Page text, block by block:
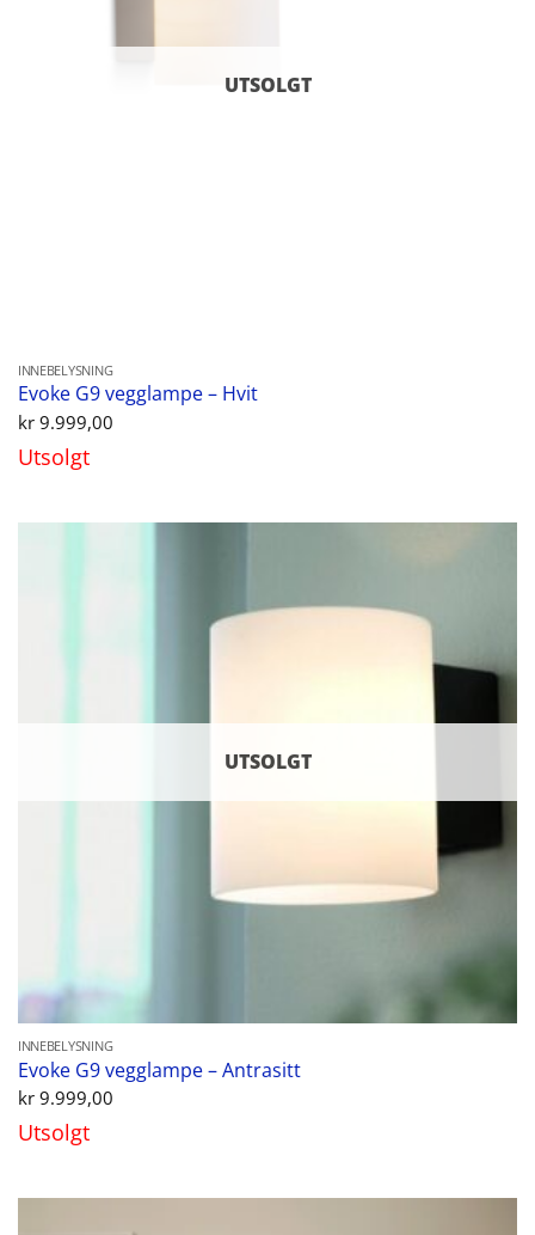
UTSOLGT
INNEBELYSNING
Evoke G9 vegglampe – Hvit
kr9.999,00
Utsolgt
UTSOLGT
INNEBELYSNING
Evoke G9 vegglampe – Antrasitt
kr9.999,00
Utsolgt